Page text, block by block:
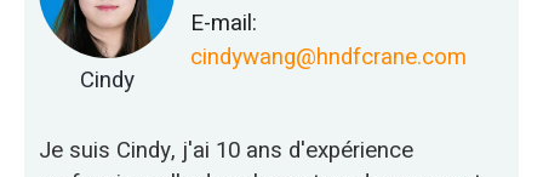
Cindy
E-mail:
cindywang@hndfcrane.com
Je suis Cindy, j'ai 10 ans d'expérience